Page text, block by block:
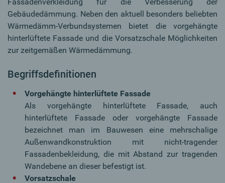
Gebäudedämmung. Neben den aktuell besonders beliebten
Wärmedämm-Verbundsystemen bietet die vorgehängte
hinterlüftete Fassade und die Vorsatzschale Möglichkeiten
zur zeitgemäßen Wärmedämmung.
Begriffsdefinitionen
Vorgehängte hinterlüftete Fassade
Als vorgehängte hinterlüftete Fassade, auch
hinterlüftete Fassade oder vorgehängte Fassade
bezeichnet man im Bauwesen eine mehrschalige
Außenwandkonstruktion mit nicht-tragender
Fassadenbekleidung, die mit Abstand zur tragenden
Wandebene an dieser befestigt ist.
Vorsatzschale